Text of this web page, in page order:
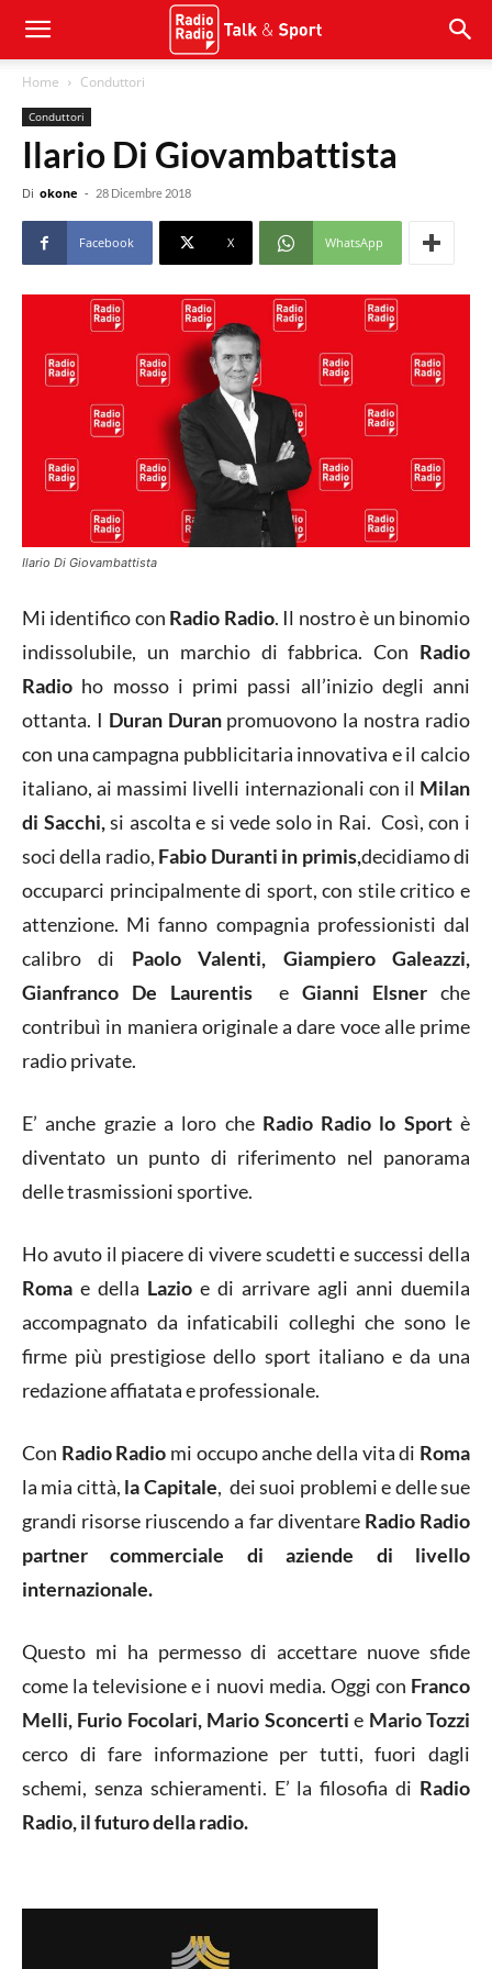
Home Conduttori
Conduttori
Ilario Di Giovambattista
Di okone - 28 Dicembre 2018
Facebook X WhatsApp
Ilario Di Giovambattista
Mi identifico con Radio Radio. Il nostro è un binomio
indissolubile, un marchio di fabbrica. Con Radio
Radio ho mosso i primi passi all’inizio degli anni
ottanta. I Duran Duranpromuovono la nostra radio
con una campagna pubblicitaria innovativa e il calcio
italiano, ai massimi livelli internazionali con il Milan
di Sacchi,si ascolta e si vede solo in Rai. Così, con i
soci della radio, Fabio Duranti in primis,decidiamo di
occuparci principalmente di sport, con stile critico e
attenzione. Mi fanno compagnia professionisti dal
calibro di Paolo Valenti, Giampiero Galeazzi,
Gianfranco De Laurentis e Gianni Elsner che
contribuì in maniera originale a dare voce alle prime
radio private.
E’ anche grazie a loro cheRadio Radio lo Sportè
diventato un punto di riferimento nel panorama
delle trasmissioni sportive.
Ho avuto il piacere di vivere scudetti e successi della
Roma e della Lazio e di arrivare agli anni duemila
accompagnato da infaticabili colleghi che sono le
firme più prestigiose dello sport italiano e da una
redazione affiatata e professionale.
Con Radio Radio mi occupo anche della vita di Roma
la mia città, la Capitale, dei suoi problemi e delle sue
grandi risorse riuscendo a far diventare Radio Radio
partner commerciale di aziende di livello
internazionale.
Questo mi ha permesso di accettare nuove sfide
come la televisione e i nuovi media. Oggi con Franco
Melli, Furio Focolari, Mario Sconcerti e Mario Tozzi
cerco di fare informazione per tutti, fuori dagli
schemi, senza schieramenti. E’ la filosofia di Radio
Radio, il futuro della radio.